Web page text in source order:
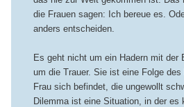
die Frauen sagen: Ich bereue es.
anders entscheiden.
Es geht nicht um ein Hadern mit der
um die Trauer. Sie ist eine Folge
Frau sich befindet, die ungewollt
Dilemma ist eine Situation, in der es